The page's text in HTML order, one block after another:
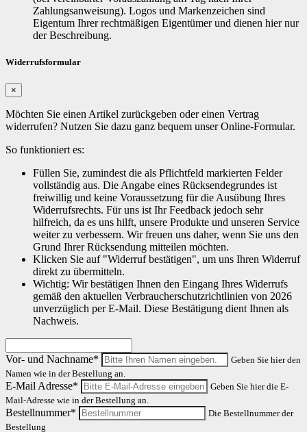
Zahlungsanweisung). Logos und Markenzeichen sind
Eigentum Ihrer rechtmäßigen Eigentümer und dienen hier nur
der Beschreibung.
Widerrufsformular
×
Möchten Sie einen Artikel zurückgeben oder einen Vertrag
widerrufen? Nutzen Sie dazu ganz bequem unser Online-Formular.
So funktioniert es:
Füllen Sie, zumindest die als Pflichtfeld markierten Felder
vollständig aus. Die Angabe eines Rücksendegrundes ist
freiwillig und keine Voraussetzung für die Ausübung Ihres
Widerrufsrechts. Für uns ist Ihr Feedback jedoch sehr
hilfreich, da es uns hilft, unsere Produkte und unseren Service
weiter zu verbessern. Wir freuen uns daher, wenn Sie uns den
Grund Ihrer Rücksendung mitteilen möchten.
Klicken Sie auf "Widerruf bestätigen", um uns Ihren Widerruf
direkt zu übermitteln.
Wichtig: Wir bestätigen Ihnen den Eingang Ihres Widerrufs
gemäß den aktuellen Verbraucherschutzrichtlinien von 2026
unverzüglich per E-Mail. Diese Bestätigung dient Ihnen als
Nachweis.
Vor- und Nachname*
Geben Sie hier den
Namen wie in der Bestellung an.
E-Mail Adresse*
Geben Sie hier die E-
Mail-Adresse wie in der Bestellung an.
Bestellnummer*
Die Bestellnummer der
Bestellung